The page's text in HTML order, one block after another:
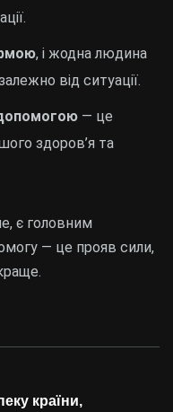
країни,
, і жодна людина
від ситуації.
— це
здоров’я та
є головним
— це прояв сили,